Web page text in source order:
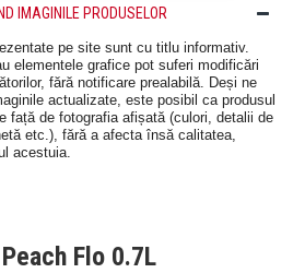
IMAGINILE PRODUSELOR
pe site sunt cu titlu informativ.
elementele grafice pot suferi modificări
fără notificare prealabilă. Deși ne
actualizate, este posibil ca produsul
față de fotografia afișată (culori, detalii de
etc.), fără a afecta însă calitatea,
acestuia.
Flo 0.7L